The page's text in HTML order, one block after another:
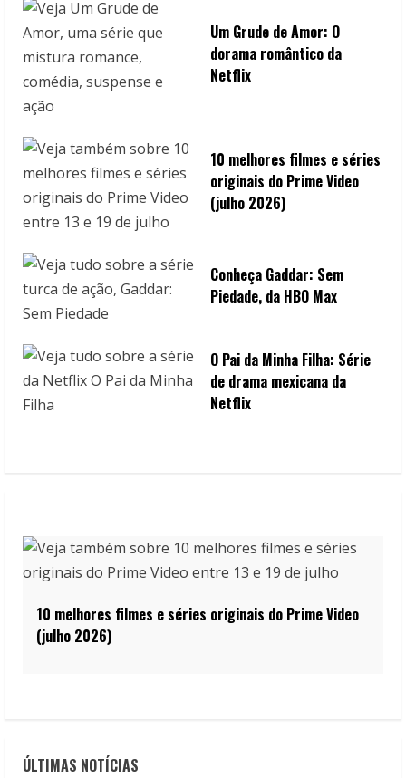
Um Grude de Amor: O
dorama romântico da
Netflix
10 melhores filmes e séries
originais do Prime Video
(julho 2026)
Conheça Gaddar: Sem
Piedade, da HBO Max
O Pai da Minha Filha: Série
de drama mexicana da
Netflix
10 melhores filmes e séries originais do Prime Video
(julho 2026)
ÚLTIMAS NOTÍCIAS